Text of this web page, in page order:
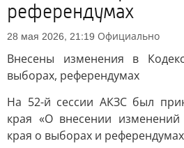
референдумах
28 мая 2026, 21:19 Официально
Внесены изменения в
выборах, референдумах
На 52-й сессии АКЗС был
края «О внесении изменений
края о выборах и